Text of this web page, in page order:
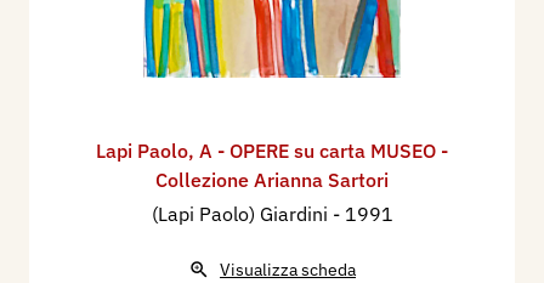
Lapi Paolo, A - OPERE su carta MUSEO -
Collezione Arianna Sartori
(Lapi Paolo) Giardini - 1991
Visualizza scheda